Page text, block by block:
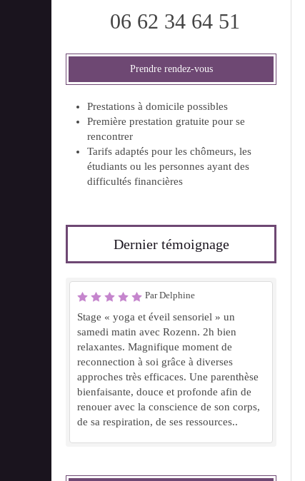
06 62 34 64 51
Prendre rendez-vous
Prestations à domicile possibles
Première prestation gratuite pour se
rencontrer
Tarifs adaptés pour les chômeurs, les
étudiants ou les personnes ayant des
difficultés financières
Dernier témoignage
Par Delphine
Stage « yoga et éveil sensoriel » un
samedi matin avec Rozenn. 2h bien
relaxantes. Magnifique moment de
reconnection à soi grâce à diverses
approches très efficaces. Une parenthèse
bienfaisante, douce et profonde afin de
renouer avec la conscience de son corps,
de sa respiration, de ses ressources..